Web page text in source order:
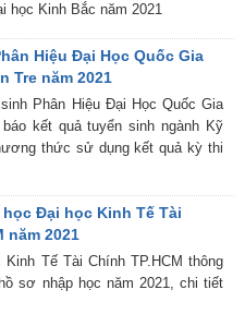
học Kinh Bắc năm 2021
Hiệu Đại Học Quốc Gia
Tre năm 2021
Phân Hiệu Đại Học Quốc Gia
kết quả tuyển sinh ngành Kỹ
thức sử dụng kết quả kỳ thi
Đại học Kinh Tế Tài
năm 2021
Tế Tài Chính TP.HCM thông
sơ nhập học năm 2021, chi tiết